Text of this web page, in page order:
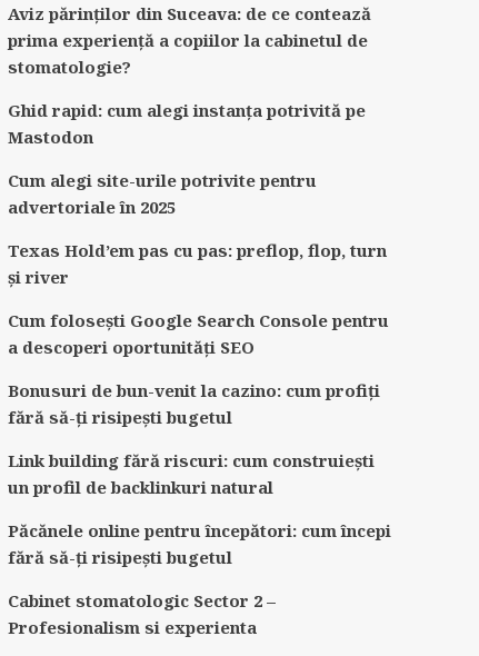
Aviz părinților din Suceava: de ce contează
prima experiență a copiilor la cabinetul de
stomatologie?
Ghid rapid: cum alegi instanța potrivită pe
Mastodon
Cum alegi site-urile potrivite pentru
advertoriale în 2025
Texas Hold’em pas cu pas: preflop, flop, turn
și river
Cum folosești Google Search Console pentru
a descoperi oportunități SEO
Bonusuri de bun-venit la cazino: cum profiți
fără să-ți risipești bugetul
Link building fără riscuri: cum construiești
un profil de backlinkuri natural
Păcănele online pentru începători: cum începi
fără să-ți risipești bugetul
Cabinet stomatologic Sector 2 –
Profesionalism si experienta